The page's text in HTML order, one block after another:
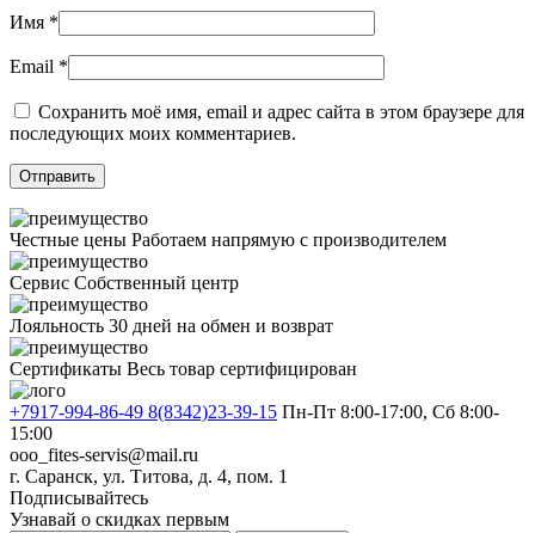
Имя *
Email *
Сохранить моё имя, email и адрес сайта в этом браузере для
последующих моих комментариев.
Честные цены Работаем напрямую с производителем
Сервис Собственный центр
Лояльность 30 дней на обмен и возврат
Сертификаты Весь товар сертифицирован
+7917-994-86-49 8(8342)23-39-15 Пн-Пт 8:00-17:00, Сб 8:00-
15:00
ooo_fites-servis@mail.ru
г. Саранск, ул. Титова, д. 4, пом. 1
Подписывайтесь
Узнавай о скидках первым